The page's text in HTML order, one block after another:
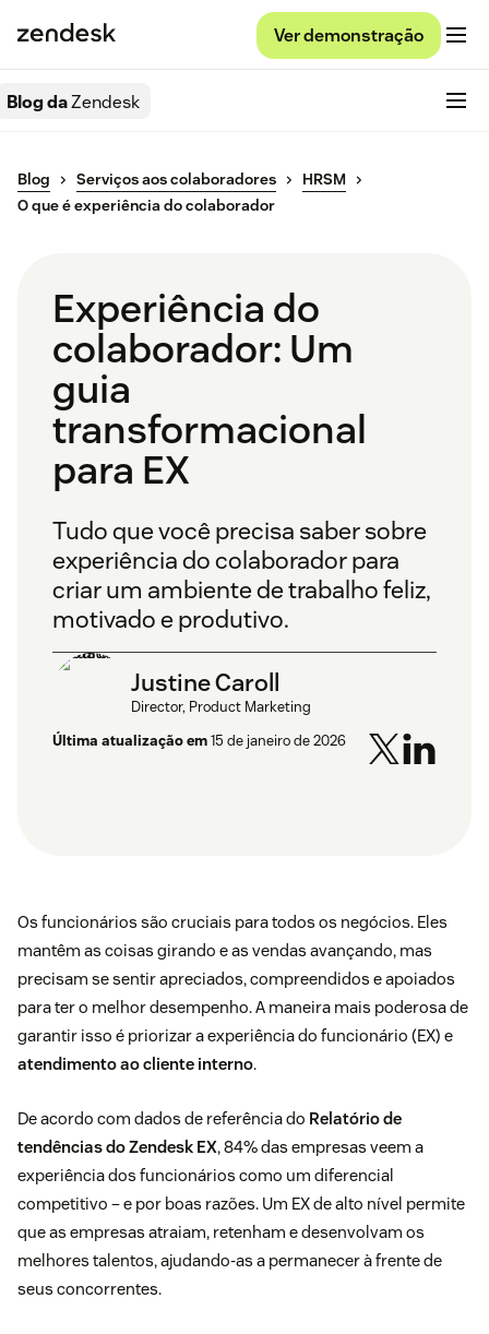
Ver demonstração
Blog daZendesk
Blog Serviços aos colaboradores
HRSM
O que é experiência do colaborador
Experiência do
colaborador: Um
guia
transformacional
para EX
Tudo que você precisa saber sobre
experiência do colaborador para
criar um ambiente de trabalho feliz,
motivado e produtivo.
Justine Caroll
Director, Product Marketing
Última atualização em15 de janeiro de 2026
Os funcionários são cruciais para todos os negócios. Eles
mantêm as coisas girando e as vendas avançando, mas
precisam se sentir apreciados, compreendidos e apoiados
para ter o melhor desempenho. A maneira mais poderosa de
garantir isso é priorizar a experiência do funcionário (EX) e
atendimento ao cliente interno.
De acordo com dados de referência do Relatório de
tendências do Zendesk EX, 84% das empresas veem a
experiência dos funcionários como um diferencial
competitivo – e por boas razões. Um EX de alto nível permite
que as empresas atraiam, retenham e desenvolvam os
melhores talentos, ajudando-as a permanecer à frente de
seus concorrentes.